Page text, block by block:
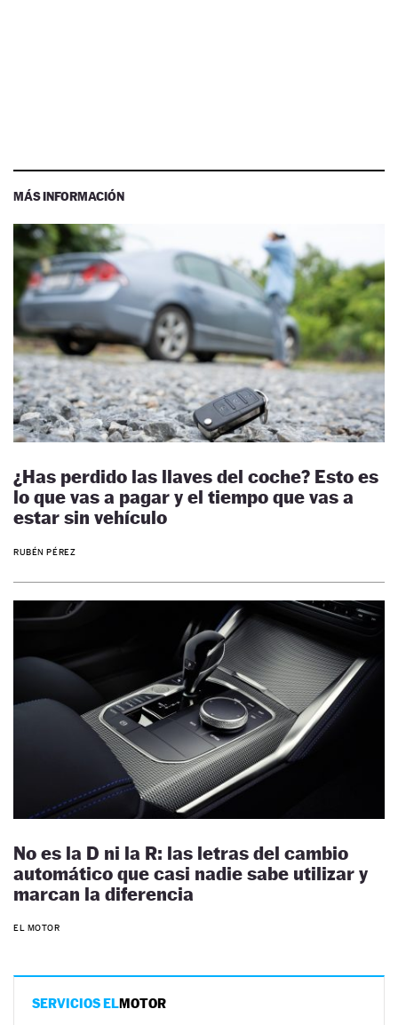
MÁS INFORMACIÓN
¿Has perdido las llaves del coche? Esto es
lo que vas a pagar y el tiempo que vas a
estar sin vehículo
RUBÉN PÉREZ
No es la D ni la R: las letras del cambio
automático que casi nadie sabe utilizar y
marcan la diferencia
EL MOTOR
SERVICIOS ELMOTOR